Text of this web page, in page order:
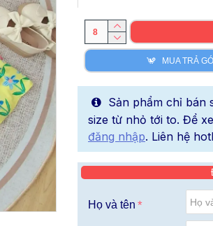
MUA TRẢ
Sản phẩm chỉ bán
size từ nhỏ tới to. Để
đăng nhập. Liên hệ
Họ và tên